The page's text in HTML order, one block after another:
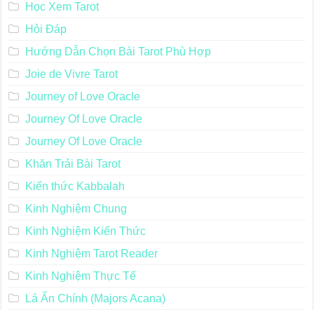
Học Xem Tarot
Hỏi Đáp
Hướng Dẫn Chọn Bài Tarot Phù Hợp
Joie de Vivre Tarot
Journey of Love Oracle
Journey Of Love Oracle
Journey Of Love Oracle
Khăn Trải Bài Tarot
Kiến thức Kabbalah
Kinh Nghiệm Chung
Kinh Nghiệm Kiến Thức
Kinh Nghiệm Tarot Reader
Kinh Nghiệm Thực Tế
Lá Ẩn Chính (Majors Acana)